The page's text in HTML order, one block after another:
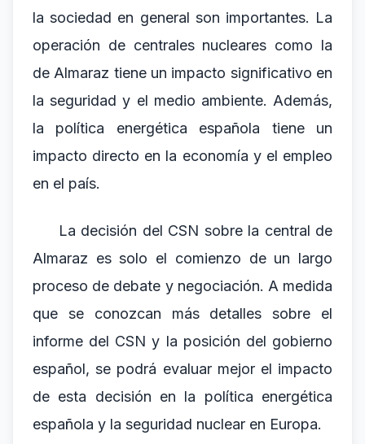
la sociedad en general son importantes. La
operación de centrales nucleares como la
de Almaraz tiene un impacto significativo en
la seguridad y el medio ambiente. Además,
la política energética española tiene un
impacto directo en la economía y el empleo
en el país.
La decisión del CSN sobre la central de
Almaraz es solo el comienzo de un largo
proceso de debate y negociación. A medida
que se conozcan más detalles sobre el
informe del CSN y la posición del gobierno
español, se podrá evaluar mejor el impacto
de esta decisión en la política energética
española y la seguridad nuclear en Europa.